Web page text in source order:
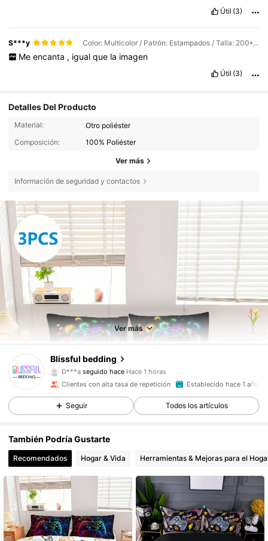
Útil (3)
S***y Color: Multicolor / Patrón: Estampados / Talla: 200*230
Me encanta , igual que la imagen
Útil (3)
Detalles Del Producto
Material:
Otro poliéster
Composición:
100% Poliéster
Ver más
Información de seguridad y contactos
Ver más
Blissful bedding
D***a seguido hace
g***8está navegando
4,89
4.4K Seguidores
4,89 4.4K Seguidores
4,89 4.4K Seguidores
Clientes con alta tasa de repetición Establecido hace 1 año
Seguir Todos los artículos
También Podría Gustarte
Recomendados Hogar & Vida Herramientas & Mejoras para el